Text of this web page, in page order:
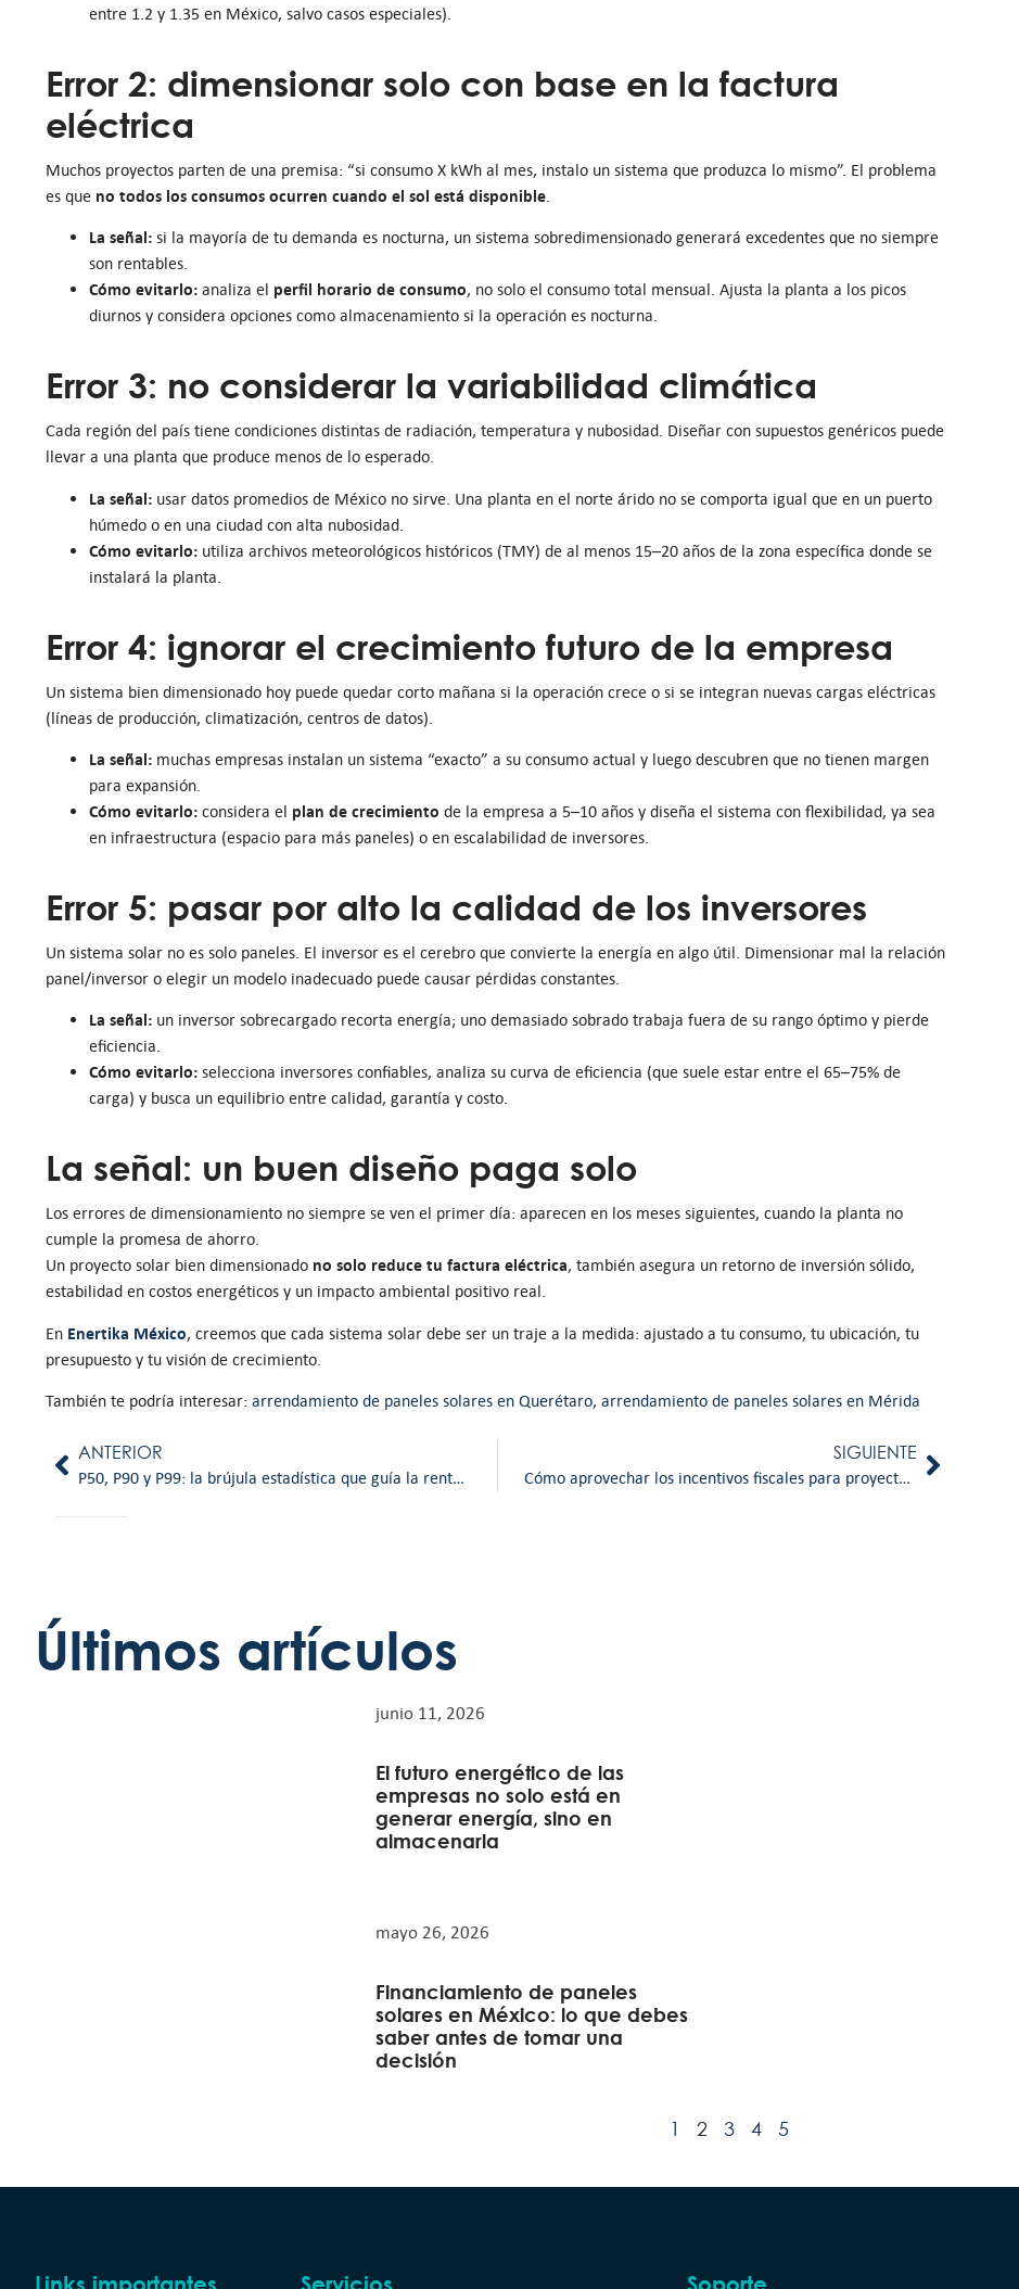
entre 1.2 y 1.35 en México, salvo casos especiales).
Error 2: dimensionar solo con base en la factura
eléctrica
Muchos proyectos parten de una premisa: “si consumo X kWh al mes, instalo un sistema que produzca lo mismo”. El problema
es que no todos los consumos ocurren cuando el sol está disponible
La señal: si la mayoría de tu demanda es nocturna, un sistema sobredimensionado generará excedentes que no siempre
son rentables.
Cómo evitarlo: analiza el perfil horario de consumo, no solo el consumo total mensual. Ajusta la planta a los picos
diurnos y considera opciones como almacenamiento si la operación es nocturna.
Error 3: no considerar la variabilidad climática
Cada región del país tiene condiciones distintas de radiación, temperatura y nubosidad. Diseñar con supuestos genéricos puede
llevar a una planta que produce menos de lo esperado.
La señal: usar datos promedios de México no sirve. Una planta en el norte árido no se comporta igual que en un puerto
húmedo o en una ciudad con alta nubosidad.
Cómo evitarlo: utiliza archivos meteorológicos históricos (TMY) de al menos 15–20 años de la zona específica donde se
instalará la planta.
Error 4: ignorar el crecimiento futuro de la empresa
Un sistema bien dimensionado hoy puede quedar corto mañana si la operación crece o si se integran nuevas cargas eléctricas
(líneas de producción, climatización, centros de datos).
La señal: muchas empresas instalan un sistema “exacto” a su consumo actual y luego descubren que no tienen margen
para expansión.
Cómo evitarlo: considera el plan de crecimiento de la empresa a 5–10 años y diseña el sistema con flexibilidad, ya sea
en infraestructura (espacio para más paneles) o en escalabilidad de inversores.
Error 5: pasar por alto la calidad de los inversores
Un sistema solar no es solo paneles. El inversor es el cerebro que convierte la energía en algo útil. Dimensionar mal la relación
panel/inversor o elegir un modelo inadecuado puede causar pérdidas constantes.
La señal: un inversor sobrecargado recorta energía; uno demasiado sobrado trabaja fuera de su rango óptimo y pierde
eficiencia.
Cómo evitarlo: selecciona inversores confiables, analiza su curva de eficiencia (que suele estar entre el 65–75% de
carga) y busca un equilibrio entre calidad, garantía y costo.
La señal: un buen diseño paga solo
Los errores de dimensionamiento no siempre se ven el primer día: aparecen en los meses siguientes, cuando la planta no
cumple la promesa de ahorro.
Un proyecto solar bien dimensionado no solo reduce tu factura eléctrica, también asegura un retorno de inversión sólido,
estabilidad en costos energéticos y un impacto ambiental positivo real.
En Enertika México, creemos que cada sistema solar debe ser un traje a la medida: ajustado a tu consumo, tu ubicación, tu
presupuesto y tu visión de crecimiento.
También te podría interesar: arrendamiento de paneles solares en Querétaro, arrendamiento de paneles solares en Mérida
ANTERIOR
P50, P90 y P99: la brújula estadística que guía la rentabilidad solar
SIGUIENTE
Cómo aprovechar los incentivos fiscales para proyectos solares en México
Últimos artículos
junio 11, 2026
El futuro energético de las
empresas no solo está en
generar energía, sino en
almacenarla
mayo 26, 2026
Financiamiento de paneles
solares en México: lo que debes
saber antes de tomar una
decisión
1 2 3 4 5